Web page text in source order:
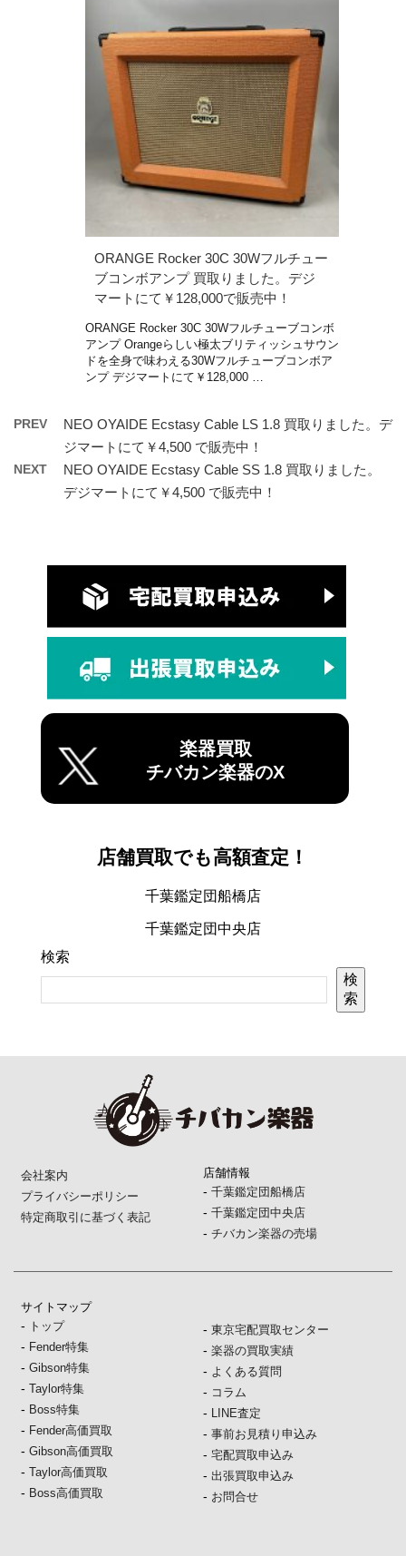
ORANGE Rocker 30C 30Wフルチュー
ブコンボアンプ 買取りました。デジ
マートにて￥128,000で販売中！
ORANGE Rocker 30C 30Wフルチューブコンボ
アンプ Orangeらしい極太ブリティッシュサウン
ドを全身で味わえる30Wフルチューブコンボア
ンプ デジマートにて￥128,000 …
PREV
NEO OYAIDE Ecstasy Cable LS 1.8 買取りました。デ
ジマートにて￥4,500 で販売中！
NEXT
NEO OYAIDE Ecstasy Cable SS 1.8 買取りました。
デジマートにて￥4,500 で販売中！
楽器買取
チバカン楽器のX
店舗買取でも高額査定！
千葉鑑定団船橋店
千葉鑑定団中央店
検索
検
索
会社案内
プライバシーポリシー
特定商取引に基づく表記
店舗情報
- 千葉鑑定団船橋店
- 千葉鑑定団中央店
- チバカン楽器の売場
サイトマップ
- トップ
- Fender特集
-Gibson特集
-Taylor特集
- Boss特集
- Fender高価買取
-Gibson高価買取
-Taylor高価買取
- Boss高価買取
- 東京宅配買取センター
- 楽器の買取実績
- よくある質問
- コラム
- LINE査定
- 事前お見積り申込み
- 宅配買取申込み
- 出張買取申込み
- お問合せ